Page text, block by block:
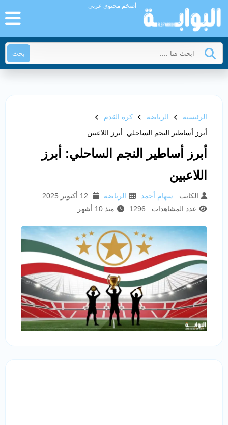
أضخم محتوى عربي
بحث
الرئيسية الرياضة
كرة القدم
أبرز أساطير النجم الساحلي: أبرز اللاعبين
أبرز أساطير النجم الساحلي: أبرز
اللاعبين
الكاتب : سهام أحمد الرياضة
عدد المشاهدات : 1296
منذ 10 أشهر